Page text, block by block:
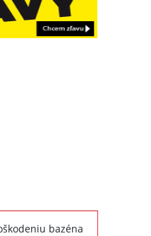
bazéna